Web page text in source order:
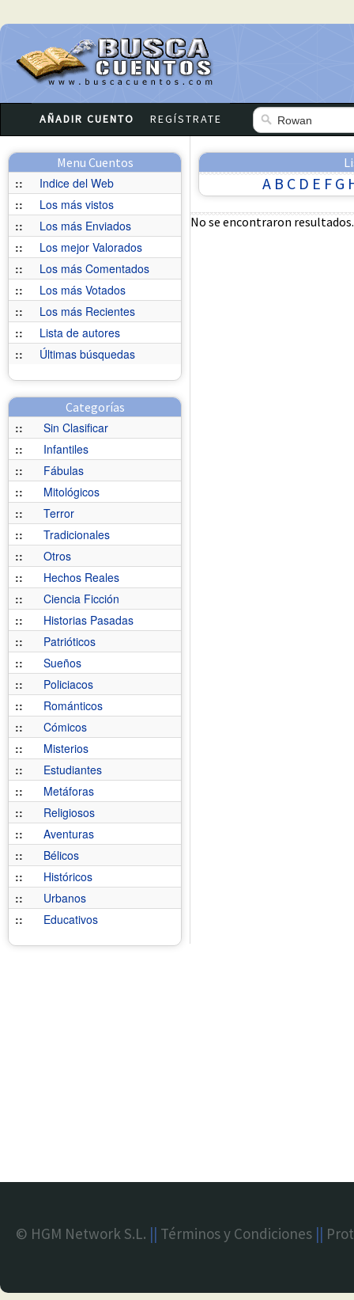
AÑADIR CUENTO REGÍSTRATE
Menu Cuentos
::
Indice del Web
::
Los más vistos
::
Los más Enviados
::
Los mejor Valorados
::
Los más Comentados
::
Los más Votados
::
Los más Recientes
::
Lista de autores
::
Últimas búsquedas
Categorías
::
Sin Clasificar
::
Infantiles
::
Fábulas
::
Mitológicos
::
Terror
::
Tradicionales
::
Otros
::
Hechos Reales
::
Ciencia Ficción
::
Historias Pasadas
::
Patrióticos
::
Sueños
::
Policiacos
::
Románticos
::
Cómicos
::
Misterios
::
Estudiantes
::
Metáforas
::
Religiosos
::
Aventuras
::
Bélicos
::
Históricos
::
Urbanos
::
Educativos
A B C D E F G
No se encontraron resultados.
© HGM Network S.L. || Términos y Condiciones ||